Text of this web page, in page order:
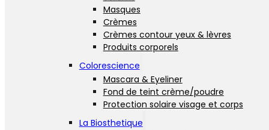
Masques
Crèmes
Crèmes contour yeux & lèvres
Produits corporels
Colorescience
Mascara & Eyeliner
Fond de teint crème/poudre
Protection solaire visage et corps
La Biosthetique